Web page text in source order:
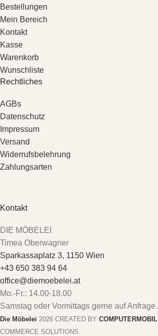
Bestellungen
Mein Bereich
Kontakt
Kasse
Warenkorb
Wunschliste
Rechtliches
AGBs
Datenschutz
Impressum
Versand
Widerrufsbelehrung
Zahlungsarten
Kontakt
DIE MÖBELEI
Timea Oberwagner
Sparkassaplatz 3, 1150 Wien
+43 650 383 94 64
office@diemoebelei.at
Mo.-Fr.: 14.00-18.00
Samstag oder Vormittags gerne auf Anfrage.
Die Möbelei 2026 CREATED BY COMPUTERMOBIL
COMMERCE SOLUTIONS.